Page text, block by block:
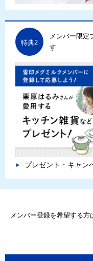
特典2
メンバー限定
す
プレゼント・キャン
メンバー登録を希望する方